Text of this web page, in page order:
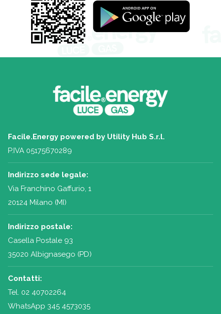
Facile.Energy powered by Utility Hub S.r.l.
P.IVA 05175670289
Indirizzo sede legale:
Via Franchino Gaffurio, 1
20124 Milano (MI)
Indirizzo postale:
Casella Postale 93
35020 Albignasego (PD)
Contatti:
Tel. 02 40702264
WhatsApp 345 4573035